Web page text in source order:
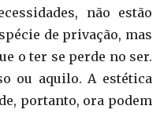
não estão
de privação, mas
o ter se perde no ser.
ou aquilo. A estética
portanto, ora podem